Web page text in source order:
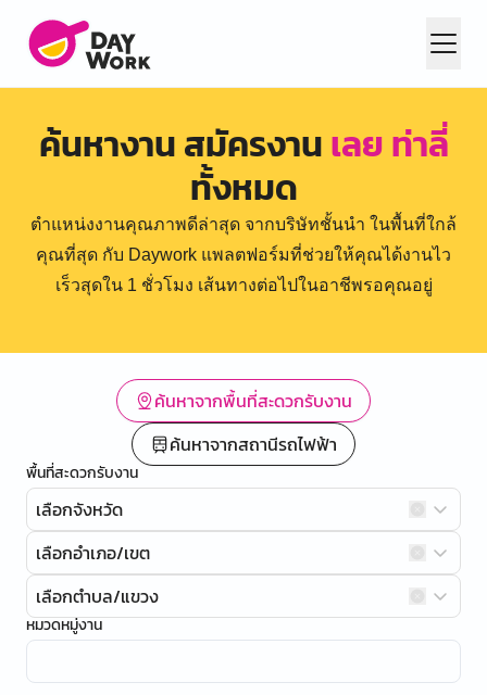
ค้นหางาน สมัครงานเลย ท่าลี่
ทั้งหมด
ตำแหน่งงานคุณภาพดีล่าสุด จากบริษัทชั้นนำ ในพื้นที่ใกล้
คุณที่สุด กับ Daywork แพลตฟอร์มที่ช่วยให้คุณได้งานไว
เร็วสุดใน 1 ชั่วโมง เส้นทางต่อไปในอาชีพรอคุณอยู่
ค้นหาจากพื้นที่สะดวกรับงาน
ค้นหาจากสถานีรถไฟฟ้า
พื้นที่สะดวกรับงาน
เลือกจังหวัด
เลือกอำเภอ/เขต
เลือกตำบล/แขวง
หมวดหมู่งาน